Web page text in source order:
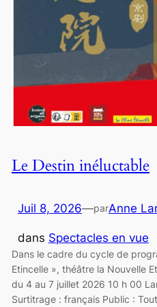
Le Destin inéluctable
Juil 8, 2026—parAnne
dans Spectacles en vue
Dans le cadre du cycle de
Etincelle », théâtre la Nouvelle
du 4 au 7 juillet 2026 10 h 00
Surtitrage : français Public :